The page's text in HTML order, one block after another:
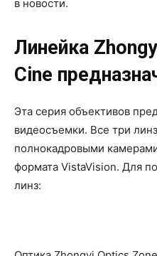
в новости.
Линейка
Cine
Эта серия объективов
видеосъемки. Все три
полнокадровыми
формата VistaVision. Для
линз: